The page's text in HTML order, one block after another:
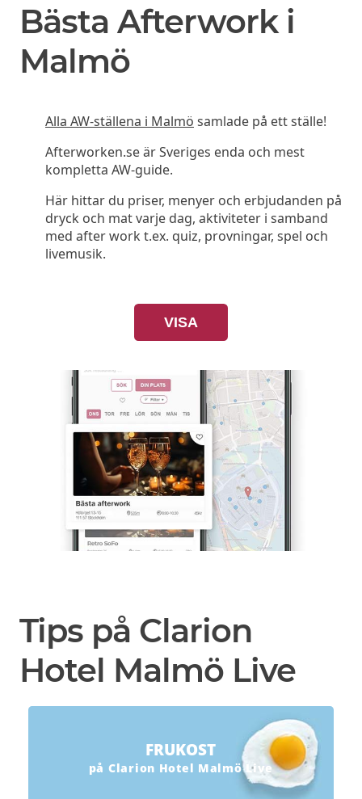
Bästa Afterwork i
Malmö
Alla AW-ställena i Malmö samlade på ett ställe!
Afterworken.se är Sveriges enda och mest
kompletta AW-guide.
Här hittar du priser, menyer och erbjudanden på
dryck och mat varje dag, aktiviteter i samband
med after work t.ex. quiz, provningar, spel och
livemusik.
VISA
Tips på Clarion
Hotel Malmö Live
FRUKOST
på Clarion Hotel Malmö Live